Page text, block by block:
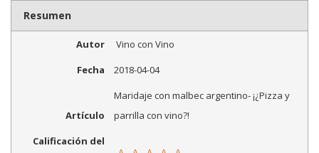
Resumen
Autor
Vino con Vino
Fecha
2018-04-04
Artículo
Maridaje con malbec argentino- ¡¿Pizza y
parrilla con vino?!
Calificación del